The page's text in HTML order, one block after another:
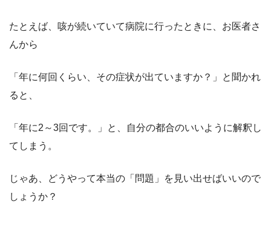
たとえば、咳が続いていて病院に行ったときに、お医者さ
んから
「年に何回くらい、その症状が出ていますか？」と聞かれ
ると、
「年に2～3回です。」と、自分の都合のいいように解釈し
てしまう。
じゃあ、どうやって本当の「問題」を見い出せばいいので
しょうか？